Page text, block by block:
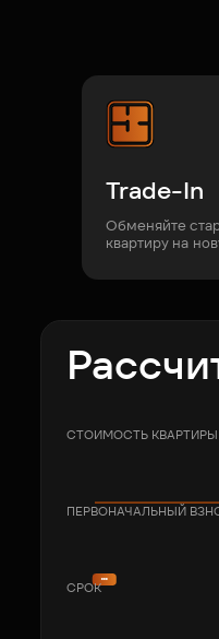
Trade-In
Обменяйте
квартиру на
СТОИМОСТЬ КВАРТИРЫ
ПЕРВОНАЧАЛЬНЫЙ
СРОК